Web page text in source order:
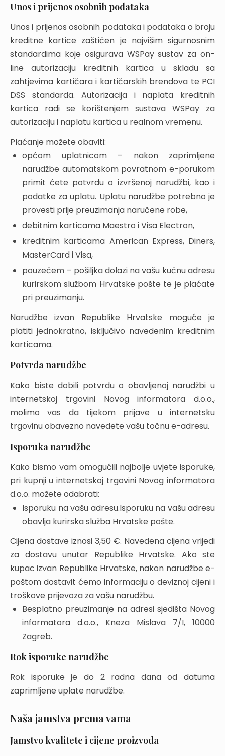
Unos i prijenos osobnih podataka
Unos i prijenos osobnih podataka i podataka o broju
kreditne kartice zaštićen je najvišim sigurnosnim
standardima koje osigurava WSPay sustav za on-
line autorizaciju kreditnih kartica u skladu sa
zahtjevima kartičara i kartičarskih brendova te PCI
DSS standarda. Autorizacija i naplata kreditnih
kartica radi se korištenjem sustava WSPay za
autorizaciju i naplatu kartica u realnom vremenu.
Plaćanje možete obaviti:
općom uplatnicom – nakon zaprimljene
narudžbe automatskom povratnom e-porukom
primit ćete potvrdu o izvršenoj narudžbi, kao i
podatke za uplatu. Uplatu narudžbe potrebno je
provesti prije preuzimanja naručene robe,
debitnim karticama Maestro i Visa Electron,
kreditnim karticama American Express, Diners,
MasterCard i Visa,
pouzećem – pošiljka dolazi na vašu kućnu adresu
kurirskom službom Hrvatske pošte te je plaćate
pri preuzimanju.
Narudžbe izvan Republike Hrvatske moguće je
platiti jednokratno, isključivo navedenim kreditnim
karticama.
Potvrda narudžbe
Kako biste dobili potvrdu o obavljenoj narudžbi u
internetskoj trgovini Novog informatora d.o.o.,
molimo vas da tijekom prijave u internetsku
trgovinu obavezno navedete vašu točnu e-adresu.
Isporuka narudžbe
Kako bismo vam omogućili najbolje uvjete isporuke,
pri kupnji u internetskoj trgovini Novog informatora
d.o.o. možete odabrati:
Isporuku na vašu adresu.Isporuku na vašu adresu
obavlja kurirska služba Hrvatske pošte.
Cijena dostave iznosi 3,50 €. Navedena cijena vrijedi
za dostavu unutar Republike Hrvatske. Ako ste
kupac izvan Republike Hrvatske, nakon narudžbe e-
poštom dostavit ćemo informaciju o deviznoj cijeni i
troškove prijevoza za vašu narudžbu.
Besplatno preuzimanje na adresi sjedišta Novog
informatora d.o.o., Kneza Mislava 7/I, 10000
Zagreb.
Rok isporuke narudžbe
Rok isporuke je do 2 radna dana od datuma
zaprimljene uplate narudžbe.
Naša jamstva prema vama
Jamstvo kvalitete i cijene proizvoda